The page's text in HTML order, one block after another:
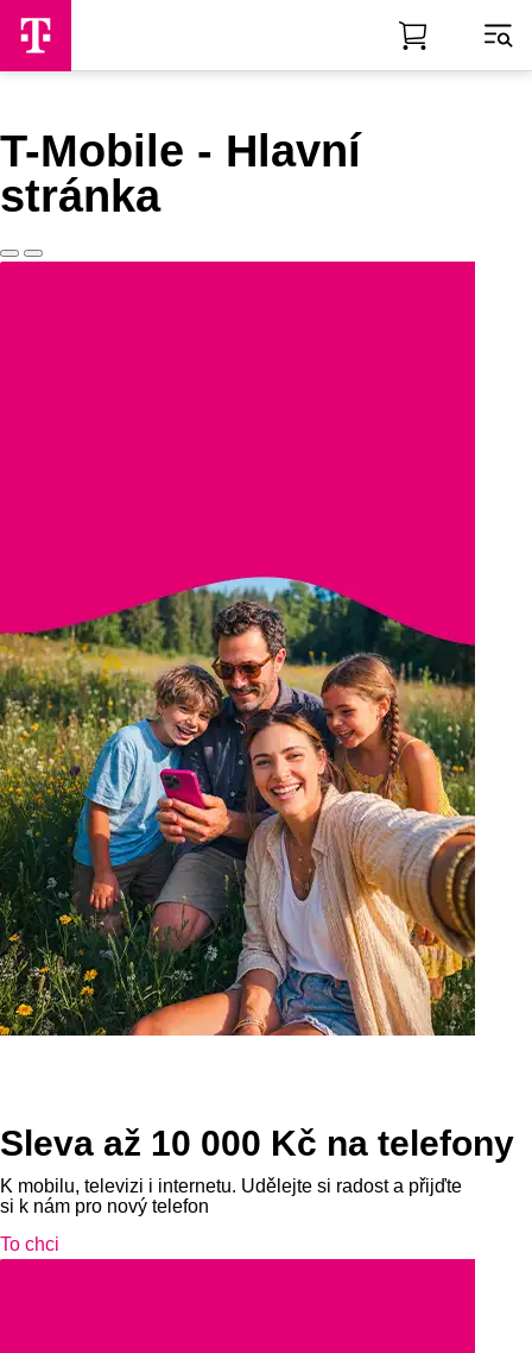
Skip to Main Content
T-Mobile - Hlavní
stránka
Sleva až 10 000 Kč na telefony
K mobilu, televizi i internetu. Udělejte si radost a přijďte
si k nám pro nový telefon
To chci